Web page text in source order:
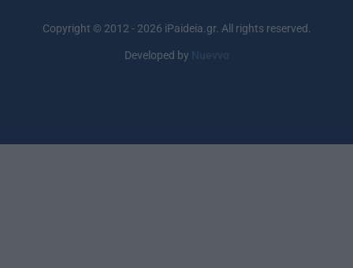
Copyright © 2012 - 2026 iPaideia.gr. All rights reserved.
Developed by